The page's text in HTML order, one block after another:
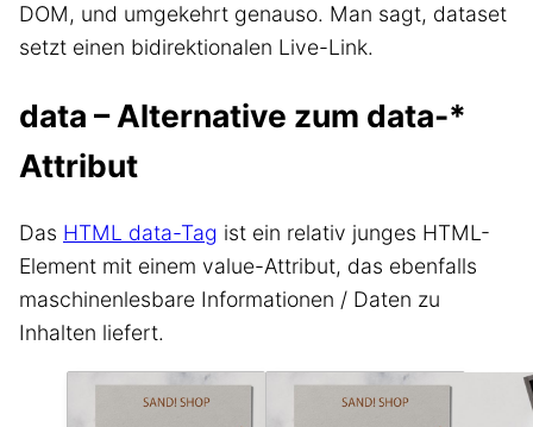
DOM, und umgekehrt genauso. Man sagt, dataset
setzt einen bidirektionalen Live-Link.
data – Alternative zum data-*
Attribut
Das HTML data-Tag ist ein relativ junges HTML-
Element mit einem value-Attribut, das ebenfalls
maschinenlesbare Informationen / Daten zu
Inhalten liefert.